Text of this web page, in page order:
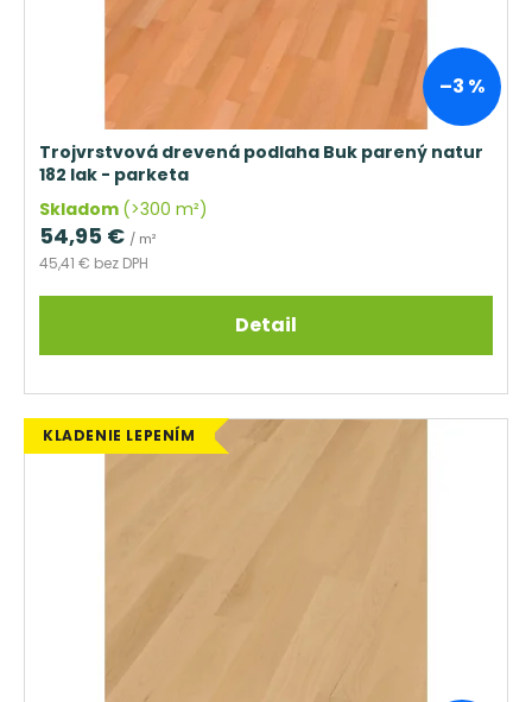
–3 %
Trojvrstvová drevená podlaha Buk parený natur
182 lak - parketa
Skladom (>300 m²)
45,41 € bez DPH
54,95 € / m²
Detail
KLADENIE LEPENÍM